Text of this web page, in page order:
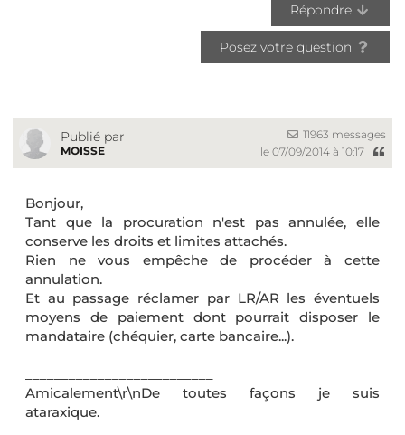
Répondre
Posez votre question
Publié par
MOISSE
11963 messages
le 07/09/2014 à 10:17
Bonjour,
Tant que la procuration n'est pas annulée, elle
conserve les droits et limites attachés.
Rien ne vous empêche de procéder à cette
annulation.
Et au passage réclamer par LR/AR les éventuels
moyens de paiement dont pourrait disposer le
mandataire (chéquier, carte bancaire...).
Amicalement\r\nDe toutes façons je suis
ataraxique.